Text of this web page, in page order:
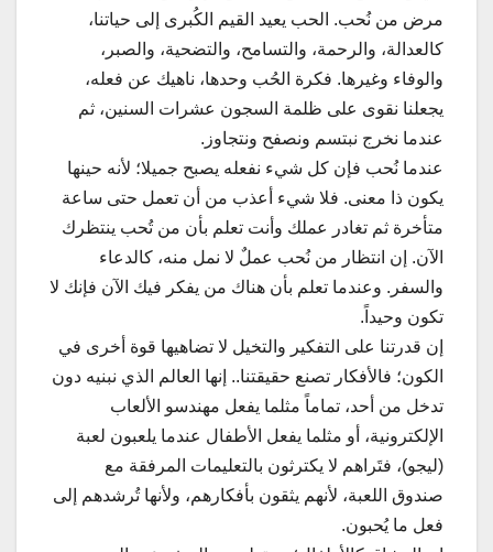
مرض من نُحب. الحب يعيد القيم الكُبرى إلى حياتنا،
كالعدالة، والرحمة، والتسامح، والتضحية، والصبر،
والوفاء وغيرها. فكرة الحُب وحدها، ناهيك عن فعله،
يجعلنا نقوى على ظلمة السجون عشرات السنين، ثم
عندما نخرج نبتسم ونصفح ونتجاوز.
عندما نُحب فإن كل شيء نفعله يصبح جميلا؛ لأنه حينها
يكون ذا معنى. فلا شيء أعذب من أن تعمل حتى ساعة
متأخرة ثم تغادر عملك وأنت تعلم بأن من تُحب ينتظرك
الآن. إن انتظار من نُحب عملٌ لا نمل منه، كالدعاء
والسفر. وعندما تعلم بأن هناك من يفكر فيك الآن فإنك لا
تكون وحيداً.
إن قدرتنا على التفكير والتخيل لا تضاهيها قوة أخرى في
الكون؛ فالأفكار تصنع حقيقتنا.. إنها العالم الذي نبنيه دون
تدخل من أحد، تماماً مثلما يفعل مهندسو الألعاب
الإلكترونية، أو مثلما يفعل الأطفال عندما يلعبون لعبة
(ليجو)، فتَراهم لا يكترثون بالتعليمات المرفقة مع
صندوق اللعبة، لأنهم يثقون بأفكارهم، ولأنها تُرشدهم إلى
فعل ما يُحبون.